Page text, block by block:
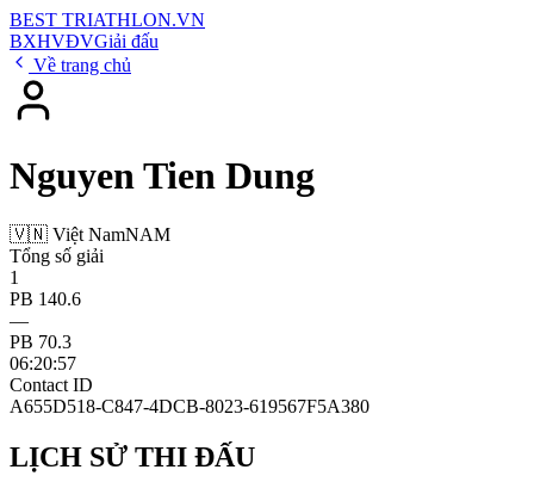
BEST TRIATHLON.VN
BXHVĐVGiải đấu
Về trang chủ
Nguyen Tien Dung
🇻🇳 Việt NamNAM
Tổng số giải
1
PB 140.6
—
PB 70.3
06:20:57
Contact ID
A655D518-C847-4DCB-8023-619567F5A380
LỊCH SỬ THI ĐẤU